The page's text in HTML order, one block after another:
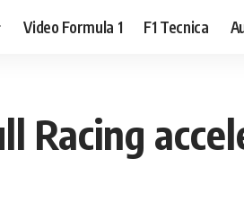
Video Formula 1 F1 Tecnica
Racing